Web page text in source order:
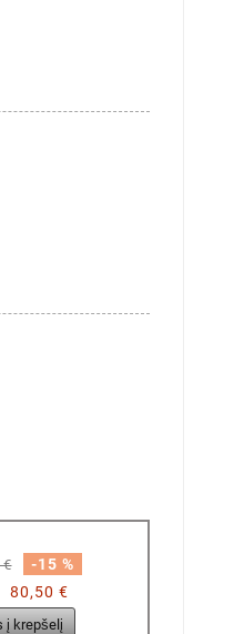
€
-15 %
80,50 €
į krepšelį